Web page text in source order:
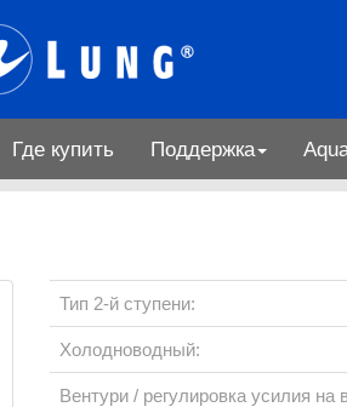
Где купить Поддержка
Тип 2-й ступени:
Холодноводный:
Вентури / регулировка усилия на